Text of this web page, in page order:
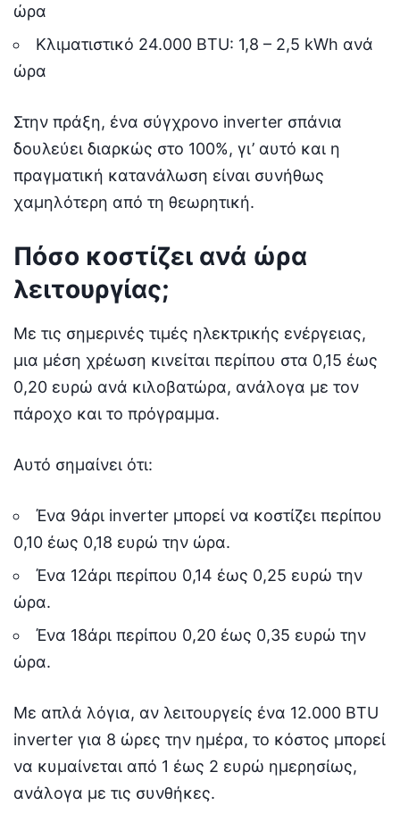
ώρα
Κλιματιστικό 24.000 BTU: 1,8 – 2,5 kWh ανά
ώρα
Στην πράξη, ένα σύγχρονο inverter σπάνια
δουλεύει διαρκώς στο 100%, γι’ αυτό και η
πραγματική κατανάλωση είναι συνήθως
χαμηλότερη από τη θεωρητική.
Πόσο κοστίζει ανά ώρα
λειτουργίας;
Με τις σημερινές τιμές ηλεκτρικής ενέργειας,
μια μέση χρέωση κινείται περίπου στα 0,15 έως
0,20 ευρώ ανά κιλοβατώρα, ανάλογα με τον
πάροχο και το πρόγραμμα.
Αυτό σημαίνει ότι:
Ένα 9άρι inverter μπορεί να κοστίζει περίπου
0,10 έως 0,18 ευρώ την ώρα.
Ένα 12άρι περίπου 0,14 έως 0,25 ευρώ την
ώρα.
Ένα 18άρι περίπου 0,20 έως 0,35 ευρώ την
ώρα.
Με απλά λόγια, αν λειτουργείς ένα 12.000 BTU
inverter για 8 ώρες την ημέρα, το κόστος μπορεί
να κυμαίνεται από 1 έως 2 ευρώ ημερησίως,
ανάλογα με τις συνθήκες.